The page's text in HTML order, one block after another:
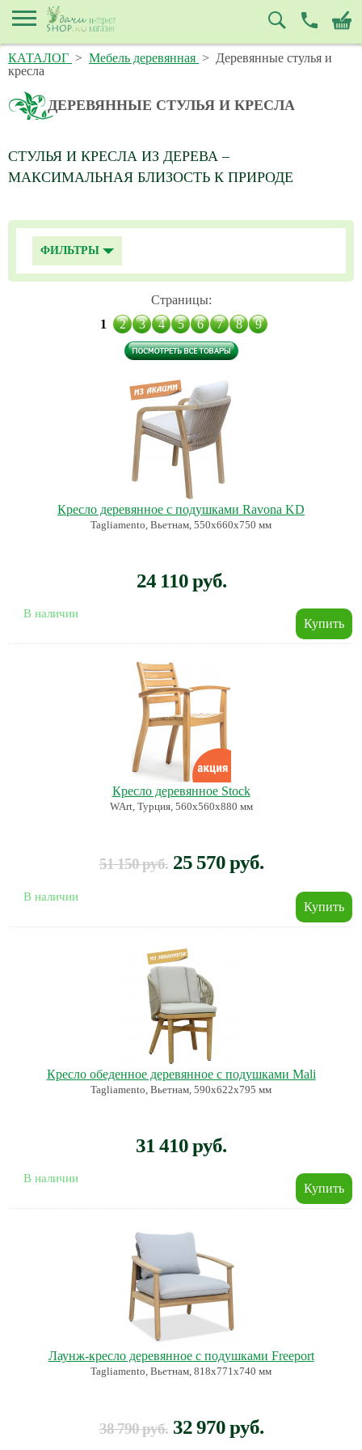
КАТАЛОГ > Мебель деревянная > Деревянные стулья и
кресла
ДЕРЕВЯННЫЕ СТУЛЬЯ И КРЕСЛА
СТУЛЬЯ И КРЕСЛА ИЗ ДЕРЕВА –
МАКСИМАЛЬНАЯ БЛИЗОСТЬ К ПРИРОДЕ
ФИЛЬТРЫ
Страницы:
1
2 3 4 5 6 7 8 9
Кресло деревянное с подушками Ravona KD
Tagliamento, Вьетнам, 550х660х750 мм
24 110 руб.
В наличии
Кресло деревянное Stock
WArt, Турция, 560х560х880 мм
51 150 руб. 25 570 руб.
В наличии
Кресло обеденное деревянное с подушками Mali
Tagliamento, Вьетнам, 590х622х795 мм
31 410 руб.
В наличии
Лаунж-кресло деревянное с подушками Freeport
Tagliamento, Вьетнам, 818х771х740 мм
38 790 руб. 32 970 руб.